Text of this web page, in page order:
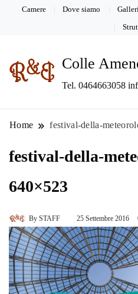
Camere Dove siamo
Colle
Tel. 0464663058
Home festival-della-
festival-della-
640×523
By STAFF 25 Settembre 2016